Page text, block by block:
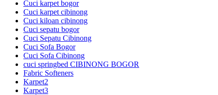
Cuci karpet bogor
Cuci karpet cibinong
Cuci kiloan cibinong
Cuci sepatu bogor
Cuci Sepatu Cibinong
Cuci Sofa Bogor
Cuci Sofa Cibinong
cuci springbed CIBINONG BOGOR
Fabric Softeners
Karpet2
Karpet3